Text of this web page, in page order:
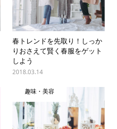
春トレンドを先取り！しっか
りおさえて賢く春服をゲット
しよう
2018.03.14
趣味・美容